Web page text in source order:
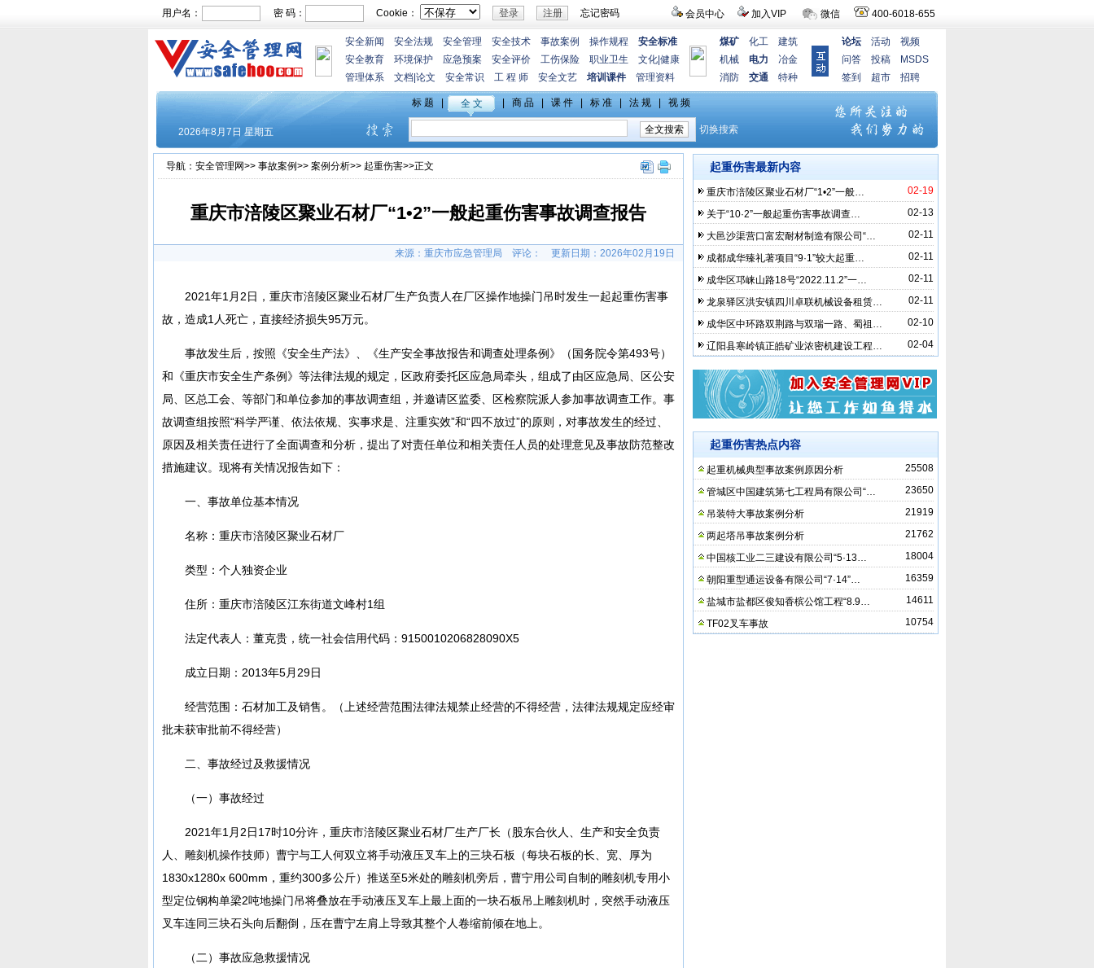
会员中心 加入VIP 微信 400-6018-655
用户名： 密 码： Cookie： 忘记密码
安全新闻 安全法规 安全管理 安全技术 事故案例 操作规程
安全标准
安全教育
环境保护 应急预案 安全评价 工伤保险 职业卫生 文化 健康
管理体系
文档 论文 安全常识 工 程 师 安全文艺 培训课件 管理资料
煤矿 化工
建筑
机械
电力
冶金
消防
交通 特种
论坛 活动
视频
问答
投稿
MSDS
签到
超市 招聘
导航： 安全管理网>> 事故案例>> 案例分析>> 起重伤害>>正文
重庆市涪陵区聚业石材厂“1•2”一般起重伤害事故调查报告
来源：重庆市应急管理局 评论： 更新日期： 2026年02月19日
2021年1月2日，重庆市涪陵区聚业石材厂生产负责人在厂区操作地操门吊时发生一起起重伤害事
故，造成1人死亡，直接经济损失95万元。
事故发生后，按照《安全生产法》、《生产安全事故报告和调查处理条例》（国务院令第493号）
和《重庆市安全生产条例》等法律法规的规定，区政府委托区应急局牵头，组成了由区应急局、区公安
局、区总工会、等部门和单位参加的事故调查组，并邀请区监委、区检察院派人参加事故调查工作。事
故调查组按照“科学严谨、依法依规、实事求是、注重实效”和“四不放过”的原则，对事故发生的经过、
原因及相关责任进行了全面调查和分析，提出了对责任单位和相关责任人员的处理意见及事故防范整改
措施建议。现将有关情况报告如下：
一、事故单位基本情况
名称：重庆市涪陵区聚业石材厂
类型：个人独资企业
住所：重庆市涪陵区江东街道文峰村1组
法定代表人：董克贵，统一社会信用代码：9150010206828090X5
成立日期：2013年5月29日
经营范围：石材加工及销售。（上述经营范围法律法规禁止经营的不得经营，法律法规规定应经审
批未获审批前不得经营）
二、事故经过及救援情况
（一）事故经过
2021年1月2日17时10分许，重庆市涪陵区聚业石材厂生产厂长（股东合伙人、生产和安全负责
人、雕刻机操作技师）曹宁与工人何双立将手动液压叉车上的三块石板（每块石板的长、宽、厚为
1830x1280x 600mm，重约300多公斤）推送至5米处的雕刻机旁后，曹宁用公司自制的雕刻机专用小
型定位钢构单梁2吨地操门吊将叠放在手动液压叉车上最上面的一块石板吊上雕刻机时，突然手动液压
叉车连同三块石头向后翻倒，压在曹宁左肩上导致其整个人卷缩前倾在地上。
（二）事故应急救援情况
起重伤害最新内容
02-19
重庆市涪陵区聚业石材厂“1•2”一般…
02-13
关于“10·2”一般起重伤害事故调查…
02-11
大邑沙渠营口富宏耐材制造有限公司“…
02-11
成都成华臻礼著项目“9·1”较大起重…
02-11
成华区邛崃山路18号“2022.11.2”一…
02-11
龙泉驿区洪安镇四川卓联机械设备租赁…
02-10
成华区中环路双荆路与双瑞一路、蜀祖…
02-04
辽阳县寒岭镇正皓矿业浓密机建设工程…
起重伤害热点内容
25508
起重机械典型事故案例原因分析
23650
管城区中国建筑第七工程局有限公司“…
21919
吊装特大事故案例分析
21762
两起塔吊事故案例分析
18004
中国核工业二三建设有限公司“5·13…
16359
朝阳重型通运设备有限公司“7·14”…
14611
盐城市盐都区俊知香槟公馆工程“8.9…
10754
TF02叉车事故